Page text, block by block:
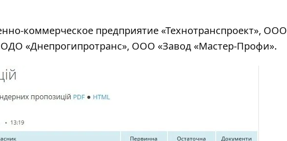
коммерческое предприятие «Технотранспроект», ООО
«Днепрогипротранс», ООО «Завод «Мастер-Профи».